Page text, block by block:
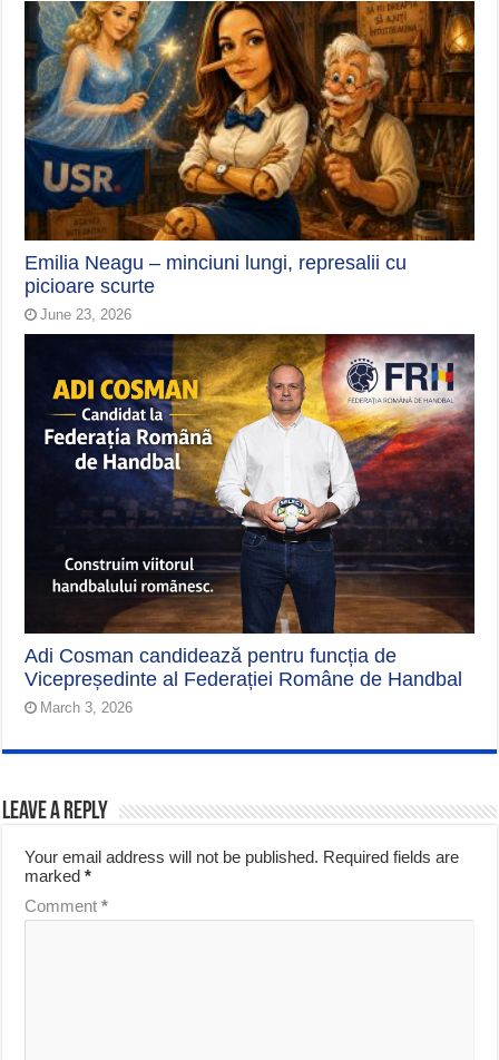
Emilia Neagu – minciuni lungi, represalii cu
picioare scurte
June 23, 2026
Adi Cosman candidează pentru funcția de
Vicepreședinte al Federației Române de Handbal
March 3, 2026
Leave a Reply
Your email address will not be published. Required fields are
marked*
Comment*